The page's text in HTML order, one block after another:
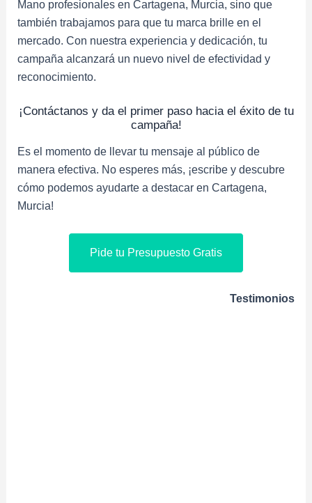
Mano profesionales en Cartagena, Murcia, sino que
también trabajamos para que tu marca brille en el
mercado. Con nuestra experiencia y dedicación, tu
campaña alcanzará un nuevo nivel de efectividad y
reconocimiento.
¡Contáctanos y da el primer paso hacia el éxito de tu
campaña!
Es el momento de llevar tu mensaje al público de
manera efectiva. No esperes más, ¡escribe y descubre
cómo podemos ayudarte a destacar en Cartagena,
Murcia!
Pide tu Presupuesto Gratis
Testimonios